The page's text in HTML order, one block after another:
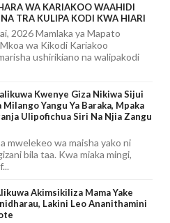
WA KARIAKOO WAAHIDI
TRA KULIPA KODI KWA HIARI
2026 Mamlaka ya Mapato
wa Kikodi Kariakoo
ushirikiano na walipakodi
Kwenye Giza Nikiwa Sijui
Yangu Ya Baraka, Mpaka
Ulipofichua Siri Na Njia Zangu
mwelekeo wa maisha yako ni
bila taa. Kwa miaka mingi,
Akimsikiliza Mama Yake
Lakini Leo Ananithamini